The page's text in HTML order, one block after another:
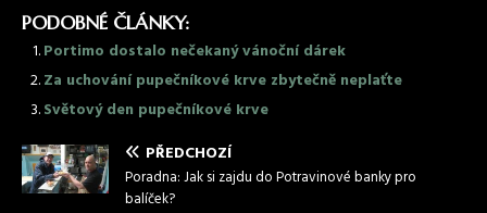
PODOBNÉ ČLÁNKY:
Portimo dostalo nečekaný vánoční dárek
Za uchování pupečníkové krve zbytečně neplaťte
Světový den pupečníkové krve
PŘEDCHOZÍ
Poradna: Jak si zajdu do Potravinové banky pro
balíček?